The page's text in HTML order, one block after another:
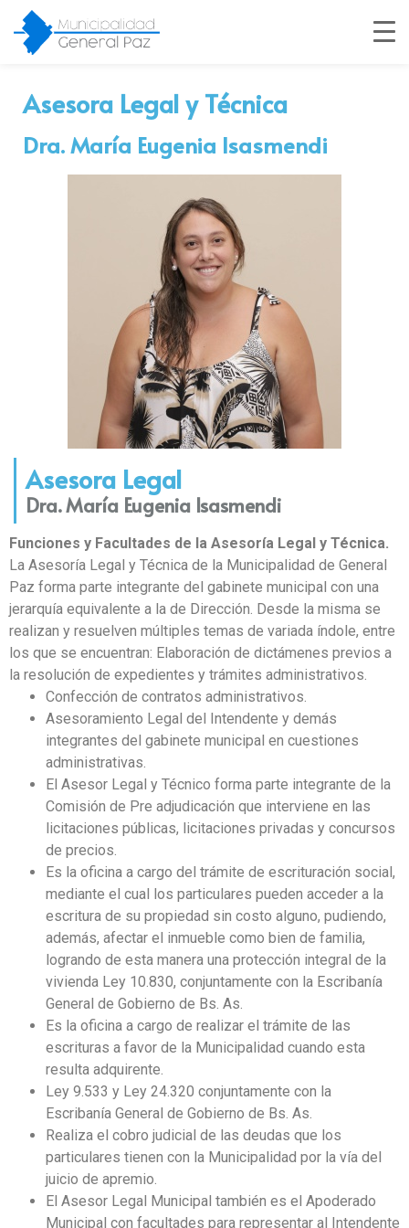
Asesora Legal y Técnica
Dra. María Eugenia Isasmendi
Asesora Legal
Dra. María Eugenia Isasmendi
Funciones y Facultades de la Asesoría Legal y Técnica.
La Asesoría Legal y Técnica de la Municipalidad de General
Paz forma parte integrante del gabinete municipal con una
jerarquía equivalente a la de Dirección. Desde la misma se
realizan y resuelven múltiples temas de variada índole, entre
los que se encuentran: Elaboración de dictámenes previos a
la resolución de expedientes y trámites administrativos.
Confección de contratos administrativos.
Asesoramiento Legal del Intendente y demás
integrantes del gabinete municipal en cuestiones
administrativas.
El Asesor Legal y Técnico forma parte integrante de la
Comisión de Pre adjudicación que interviene en las
licitaciones públicas, licitaciones privadas y concursos
de precios.
Es la oficina a cargo del trámite de escrituración social,
mediante el cual los particulares pueden acceder a la
escritura de su propiedad sin costo alguno, pudiendo,
además, afectar el inmueble como bien de familia,
logrando de esta manera una protección integral de la
vivienda Ley 10.830, conjuntamente con la Escribanía
General de Gobierno de Bs. As.
Es la oficina a cargo de realizar el trámite de las
escrituras a favor de la Municipalidad cuando esta
resulta adquirente.
Ley 9.533 y Ley 24.320 conjuntamente con la
Escribanía General de Gobierno de Bs. As.
Realiza el cobro judicial de las deudas que los
particulares tienen con la Municipalidad por la vía del
juicio de apremio.
El Asesor Legal Municipal también es el Apoderado
Municipal con facultades para representar al Intendente